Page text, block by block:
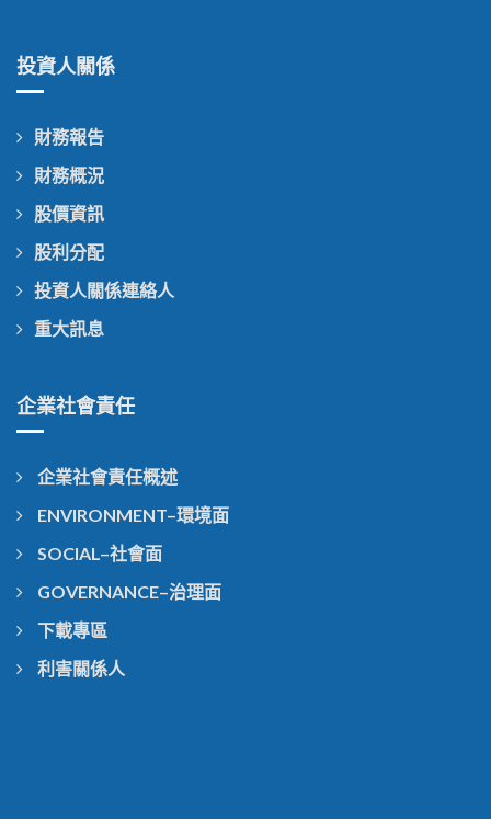
投資人關係
財務報告
財務概況
股價資訊
股利分配
投資人關係連絡人
重大訊息
企業社會責任
企業社會責任概述
ENVIRONMENT–環境面
SOCIAL–社會面
GOVERNANCE–治理面
下載專區
利害關係人